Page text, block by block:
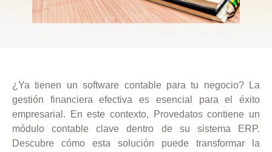
¿Ya tienen un software contable para tu negocio? La
gestión financiera efectiva es esencial para el éxito
empresarial. En este contexto, Provedatos contiene un
módulo contable clave dentro de su sistema ERP.
Descubre cómo esta solución puede transformar la